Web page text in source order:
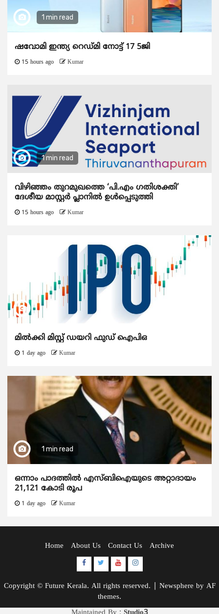
1 min read
ഷവോമി ഇന്ത്യ റെഡ്മി നോട്ട് 17 5ജി
15 hours ago Kumar
1 min read
വിഴിഞ്ഞം തുറമുഖത്തെ ‘പി.എം ഗതിശക്തി’
ദേശീയ മാസ്റ്റർ പ്ലാനിൽ ഉൾപ്പെടുത്തി
15 hours ago Kumar
മിൽക്കി മിസ്റ്റ് ഡയറി ഫുഡ് ഐപിഒ
1 day ago Kumar
1 min read
ഒന്നാം പാദത്തിൽ എസ്ബിഐയുടെ അറ്റാദായം
21,121 കോടി രൂപ
1 day ago Kumar
Home About Us Contact Us Archive
Facebook
TwitterYoutubeInstagram
Copyright © Future Kerala. All rights reserved. Newsphere by AF
themes.